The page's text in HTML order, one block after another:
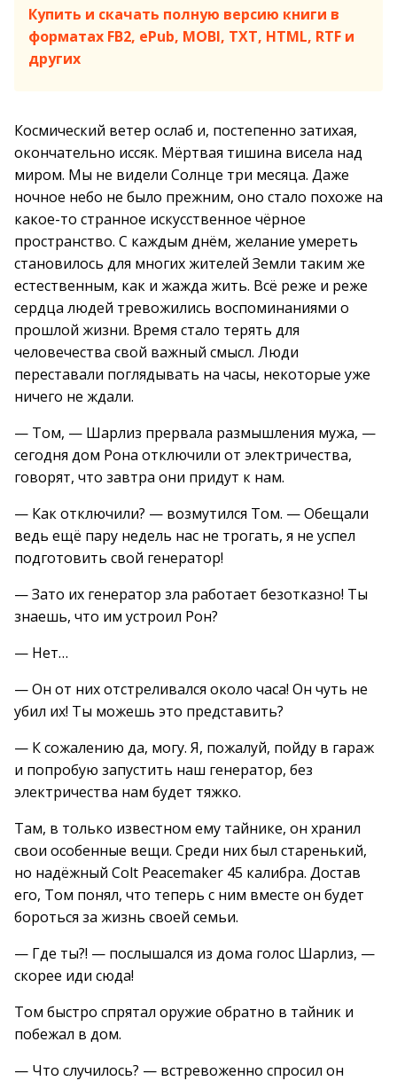
Купить и скачать полную версию книги в
форматах FB2, ePub, MOBI, TXT, HTML, RTF и
других
Космический ветер ослаб и, постепенно затихая,
окончательно иссяк. Мёртвая тишина висела над
миром. Мы не видели Солнце три месяца. Даже
ночное небо не было прежним, оно стало похоже на
какое-то странное искусственное чёрное
пространство. С каждым днём, желание умереть
становилось для многих жителей Земли таким же
естественным, как и жажда жить. Всё реже и реже
сердца людей тревожились воспоминаниями о
прошлой жизни. Время стало терять для
человечества свой важный смысл. Люди
переставали поглядывать на часы, некоторые уже
ничего не ждали.
— Том, — Шарлиз прервала размышления мужа, —
сегодня дом Рона отключили от электричества,
говорят, что завтра они придут к нам.
— Как отключили? — возмутился Том. — Обещали
ведь ещё пару недель нас не трогать, я не успел
подготовить свой генератор!
— Зато их генератор зла работает безотказно! Ты
знаешь, что им устроил Рон?
— Нет…
— Он от них отстреливался около часа! Он чуть не
убил их! Ты можешь это представить?
— К сожалению да, могу. Я, пожалуй, пойду в гараж
и попробую запустить наш генератор, без
электричества нам будет тяжко.
Там, в только известном ему тайнике, он хранил
свои особенные вещи. Среди них был старенький,
но надёжный Colt Peacemaker 45 калибра. Достав
его, Том понял, что теперь с ним вместе он будет
бороться за жизнь своей семьи.
— Где ты?! — послышался из дома голос Шарлиз, —
скорее иди сюда!
Том быстро спрятал оружие обратно в тайник и
побежал в дом.
— Что случилось? — встревоженно спросил он